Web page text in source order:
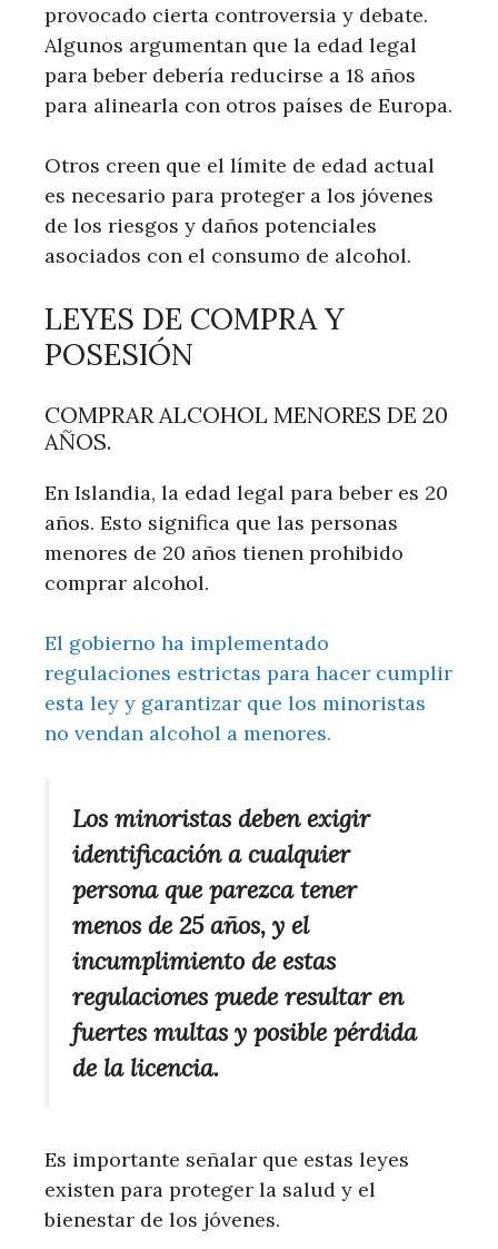
provocado cierta controversia y debate.
Algunos argumentan que la edad legal
para beber debería reducirse a 18 años
para alinearla con otros países de Europa.
Otros creen que el límite de edad actual
es necesario para proteger a los jóvenes
de los riesgos y daños potenciales
asociados con el consumo de alcohol.
LEYES DE COMPRA Y
POSESIÓN
COMPRAR ALCOHOL MENORES DE 20
AÑOS.
En Islandia, la edad legal para beber es 20
años. Esto significa que las personas
menores de 20 años tienen prohibido
comprar alcohol.
El gobierno ha implementado
regulaciones estrictas para hacer cumplir
esta ley y garantizar que los minoristas
no vendan alcohol a menores.
Los minoristas deben exigir
identificación a cualquier
persona que parezca tener
menos de 25 años, y el
incumplimiento de estas
regulaciones puede resultar en
fuertes multas y posible pérdida
de la licencia.
Es importante señalar que estas leyes
existen para proteger la salud y el
bienestar de los jóvenes.